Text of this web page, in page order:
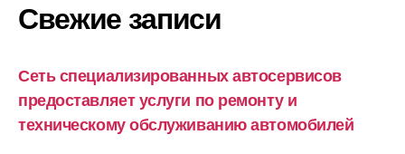
Свежие записи
Сеть специализированных автосервисов
предоставляет услуги по ремонту и
техническому обслуживанию автомобилей